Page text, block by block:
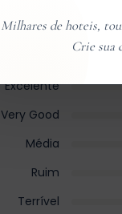
Excelente
Very Good
Média
Ruim
Terrível
Milhares de hoteis,
Crie sua